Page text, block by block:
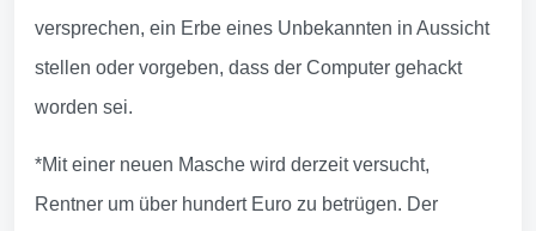
versprechen, ein Erbe eines Unbekannten in Aussicht
stellen oder vorgeben, dass der Computer gehackt
worden sei.
*Mit einer neuen Masche wird derzeit versucht,
Rentner um über hundert Euro zu betrügen. Der